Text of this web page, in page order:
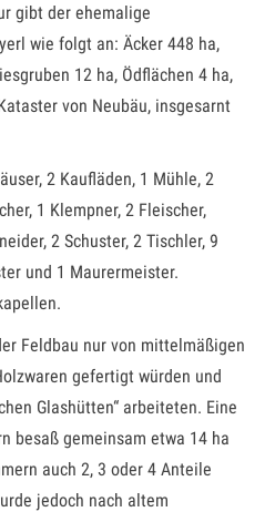
gibt der ehemalige
wie folgt an: Äcker 448 ha,
12 ha, Ödflächen 4 ha,
von Neubäu, insgesarnt
2 Kaufläden, 1 Mühle, 2
1 Klempner, 2 Fleischer,
2 Schuster, 2 Tischler, 9
und 1 Maurermeister.
Feldbau nur von mittelmäßigen
gefertigt würden und
Glashütten“ arbeiteten. Eine
besaß gemeinsam etwa 14 ha
auch 2, 3 oder 4 Anteile
jedoch nach altem